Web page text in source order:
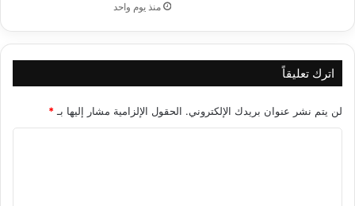
منذ يوم واحد
اترك تعليقاً
لن يتم نشر عنوان بريدك الإلكتروني. الحقول الإلزامية مشار إليها بـ*